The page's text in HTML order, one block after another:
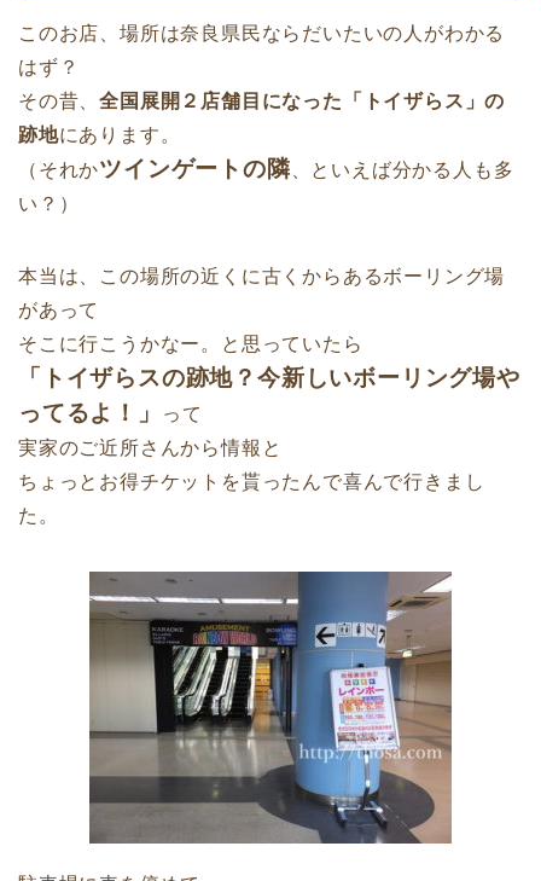
このお店、場所は奈良県民ならだいたいの人がわかる
はず？
その昔、全国展開２店舗目になった「トイザらス」の
跡地にあります。
（それかツインゲートの隣 、といえば分かる人も多
い？）
本当は、この場所の近くに古くからあるボーリング場
があって
そこに行こうかなー。と思っていたら
「トイザらスの跡地？今新しいボーリング場や
ってるよ！」
って
実家のご近所さんから情報と
ちょっとお得チケットを貰ったんで喜んで行きまし
た。